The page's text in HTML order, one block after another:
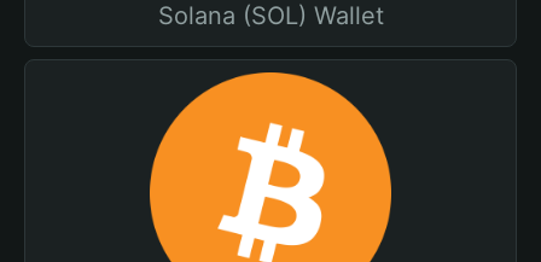
Solana (SOL) Wallet